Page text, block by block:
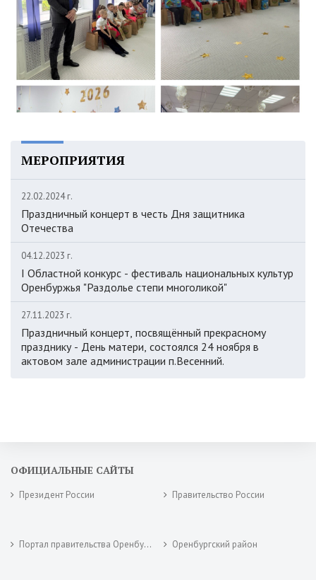
МЕРОПРИЯТИЯ
22.02.2024 г.
Праздничный концерт в честь Дня защитника
Отечества
04.12.2023 г.
I Областной конкурс - фестиваль национальных культур
Оренбуржья "Раздолье степи многоликой"
27.11.2023 г.
Праздничный концерт, посвящённый прекрасному
празднику - День матери, состоялся 24 ноября в
актовом зале администрации п.Весенний.
ОФИЦИАЛЬНЫЕ САЙТЫ
Президент России Правительство России
Портал правительства Оренбургской области Оренбургский район